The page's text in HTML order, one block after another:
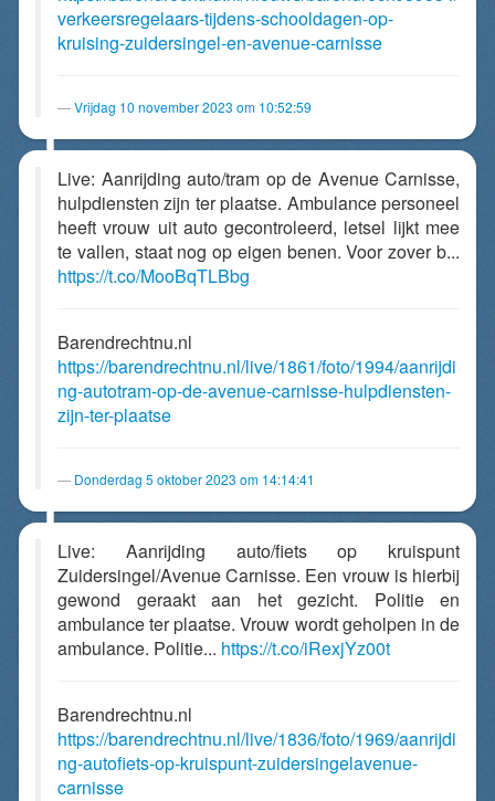
verkeersregelaars-tijdens-schooldagen-op-
kruising-zuidersingel-en-avenue-carnisse
Vrijdag 10 november 2023 om 10:52:59
Live: Aanrijding auto/tram op de Avenue Carnisse,
hulpdiensten zijn ter plaatse. Ambulance personeel
heeft vrouw uit auto gecontroleerd, letsel lijkt mee
te vallen, staat nog op eigen benen. Voor zover b...
https://t.co/MooBqTLBbg
Barendrechtnu.nl
https://barendrechtnu.nl/live/1861/foto/1994/aanrijdi
ng-autotram-op-de-avenue-carnisse-hulpdiensten-
zijn-ter-plaatse
Donderdag 5 oktober 2023 om 14:14:41
Live: Aanrijding auto/fiets op kruispunt
Zuidersingel/Avenue Carnisse. Een vrouw is hierbij
gewond geraakt aan het gezicht. Politie en
ambulance ter plaatse. Vrouw wordt geholpen in de
ambulance. Politie... https://t.co/iRexjYz00t
Barendrechtnu.nl
https://barendrechtnu.nl/live/1836/foto/1969/aanrijdi
ng-autofiets-op-kruispunt-zuidersingelavenue-
carnisse